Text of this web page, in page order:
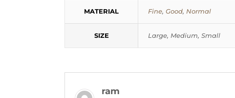
MATERIAL Fine, Good, Normal
SIZE Large, Medium, Small
ram